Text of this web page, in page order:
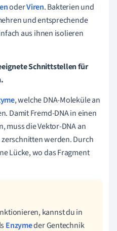
oderViren. Bakterien und
und entsprechende
aus ihnen isolieren
Schnittstellen für
, welche DNA-Moleküle an
Damit Fremd-DNA in einen
muss die Vektor-DNA an
werden. Durch
Lücke, wo das Fragment
kannst du in
Enzymeder Gentechnik